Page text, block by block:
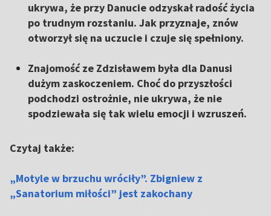
ukrywa, że przy Danucie odzyskał radość życia
po trudnym rozstaniu. Jak przyznaje, znów
otworzył się na uczucie i czuje się spełniony.
Znajomość ze Zdzisławem była dla Danusi
dużym zaskoczeniem. Choć do przyszłości
podchodzi ostrożnie, nie ukrywa, że nie
spodziewała się tak wielu emocji i wzruszeń.
Czytaj także:
„Motyle w brzuchu wróciły”. Zbigniew z
„Sanatorium miłości” jest zakochany